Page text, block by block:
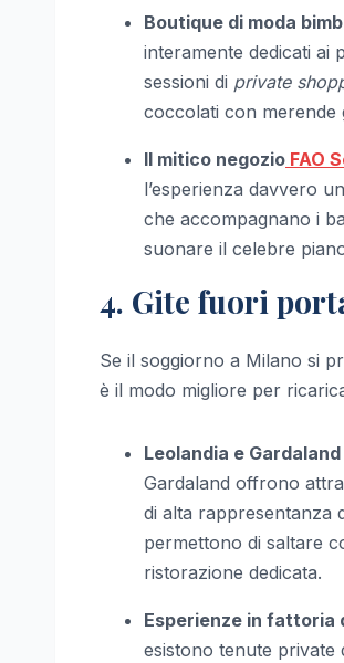
Boutique di moda
interamente dedicati ai
sessioni di private
coccolati con merende
Il mitico negozio FAO
l’esperienza davvero
che accompagnano i
suonare il celebre
4. Gite fuori
Se il soggiorno a Milano si
è il modo migliore per
Leolandia e
Gardaland offrono
di alta rappresentanza
permettono di saltare
ristorazione dedicata.
Esperienze in fattoria
esistono tenute private